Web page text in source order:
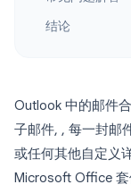
结论
Outlook 中的邮件
子邮件, , 每一封邮
或任何其他自定义
Microsoft Office